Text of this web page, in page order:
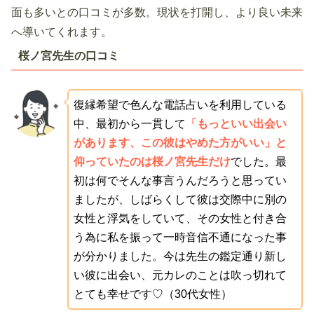
面も多いとの口コミが多数。現状を打開し、より良い未来
へ導いてくれます。
桜ノ宮先生の口コミ
復縁希望で色んな電話占いを利用している
中、最初から一貫して
「もっといい出会い
があります、この彼はやめた方がいい」と
仰っていたのは桜ノ宮先生だけでした。最
初は何でそんな事言うんだろうと思ってい
ましたが、しばらくして彼は交際中に別の
女性と浮気をしていて、その女性と付き合
う為に私を振って一時音信不通になった事
が分かりました。今は先生の鑑定通り新し
い彼に出会い、元カレのことは吹っ切れて
とても幸せです♡（30代女性）